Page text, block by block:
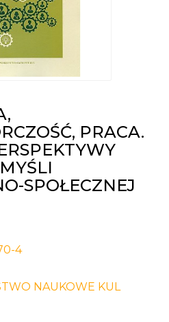
PRACA.
SPOŁECZNEJ
4
NAUKOWE KUL